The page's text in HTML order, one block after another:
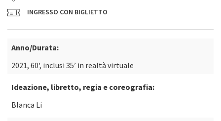
INGRESSO CON BIGLIETTO
Anno/Durata:
2021, 60', inclusi 35’ in realtà virtuale
Ideazione, libretto, regia e coreografia:
Blanca Li